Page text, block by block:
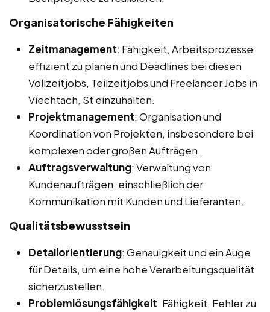
Organisatorische Fähigkeiten
Zeitmanagement: Fähigkeit, Arbeitsprozesse
effizient zu planen und Deadlines bei diesen
Vollzeitjobs, Teilzeitjobs und Freelancer Jobs in
Viechtach, St einzuhalten.
Projektmanagement: Organisation und
Koordination von Projekten, insbesondere bei
komplexen oder großen Aufträgen.
Auftragsverwaltung: Verwaltung von
Kundenaufträgen, einschließlich der
Kommunikation mit Kunden und Lieferanten.
Qualitätsbewusstsein
Detailorientierung: Genauigkeit und ein Auge
für Details, um eine hohe Verarbeitungsqualität
sicherzustellen.
Problemlösungsfähigkeit: Fähigkeit, Fehler zu